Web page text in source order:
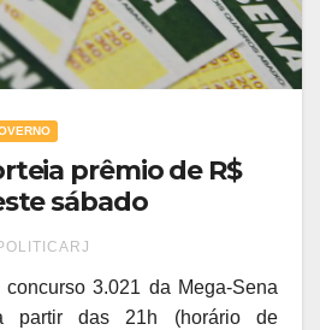
prêmio de R$
sábado
3.021 da Mega-Sena
partir das 21h (horário de